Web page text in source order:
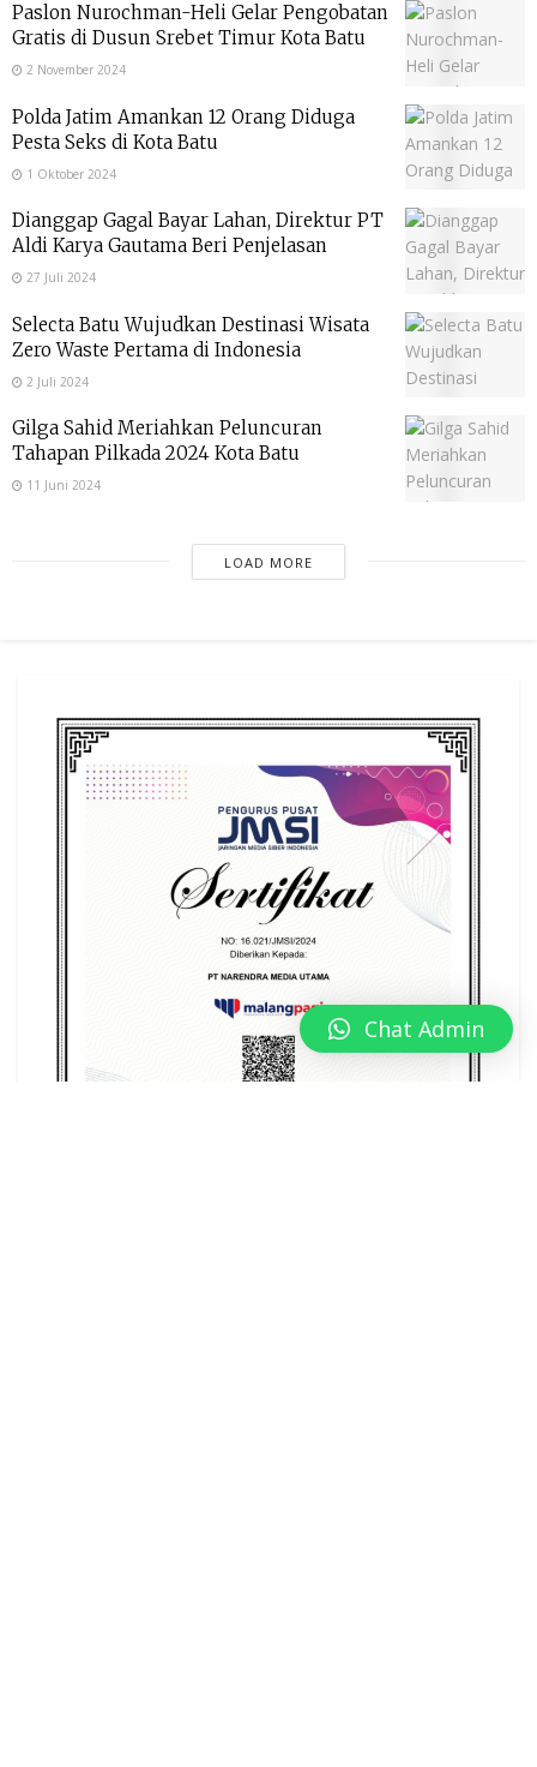
Paslon Nurochman-Heli Gelar Pengobatan
Gratis di Dusun Srebet Timur Kota Batu
2 November 2024
Polda Jatim Amankan 12 Orang Diduga
Pesta Seks di Kota Batu
1 Oktober 2024
Dianggap Gagal Bayar Lahan, Direktur PT
Aldi Karya Gautama Beri Penjelasan
27 Juli 2024
Selecta Batu Wujudkan Destinasi Wisata
Zero Waste Pertama di Indonesia
2 Juli 2024
Gilga Sahid Meriahkan Peluncuran
Tahapan Pilkada 2024 Kota Batu
11 Juni 2024
LOAD MORE
Chat Admin